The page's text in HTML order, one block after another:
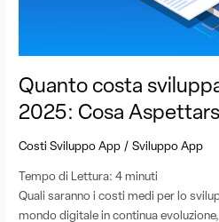
Quanto costa
2025: Cosa
Costi Sviluppo App /Sviluppo App
Tempo di Lettura:4 minuti
Quali saranno i costi medi per lo
mondo digitale in continua evoluzione,